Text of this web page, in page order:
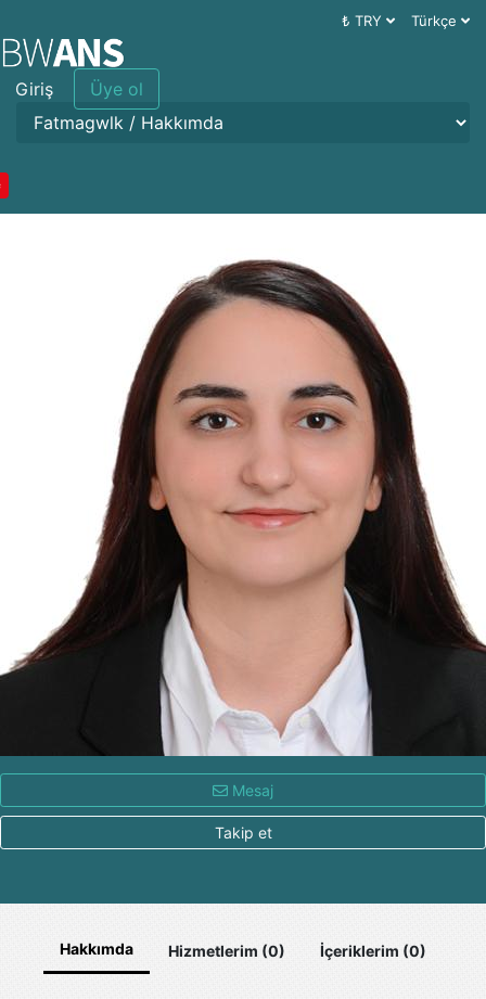
₺ TRY Türkçe
Giriş Üye ol
Mesaj
Takip et
Hakkımda Hizmetlerim (0) İçeriklerim (0)